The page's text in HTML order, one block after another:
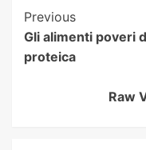
Post
Previous
Gli alimenti poveri
proteica
Raw